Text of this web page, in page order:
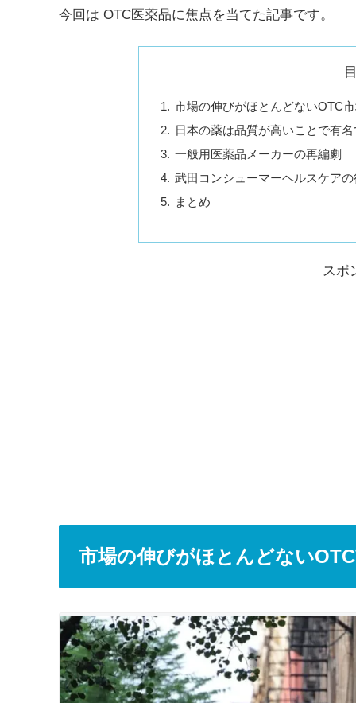
今回は OTC医薬品に焦点を当てた記事です。
市場の伸びがほとんどないOTC
日本の薬は品質が高いことで有
一般用医薬品メーカーの再編劇
武田コンシューマーヘルスケア
まとめ
スポ
市場の伸びがほとんどない